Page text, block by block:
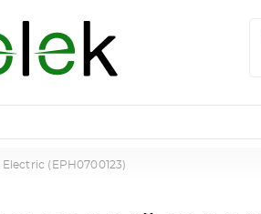
(EPH0700123)